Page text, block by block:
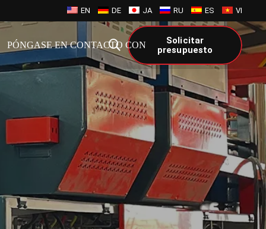
EN DE JA RU ES VI
PÓNGASE EN CONTACTO CON
Solicitar
presupuesto